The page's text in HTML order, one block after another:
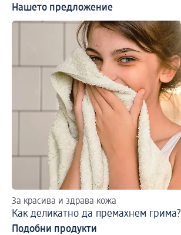
Нашето предложение
За красива и здрава кожа
Как деликатно да премахнем грима?
Подобни продукти